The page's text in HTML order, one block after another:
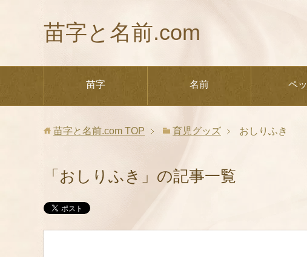
苗字と名前.com
苗字 名前 ペ
苗字と名前.com TOP 育児グッズ おしりふき
「おしりふき」の記事一覧